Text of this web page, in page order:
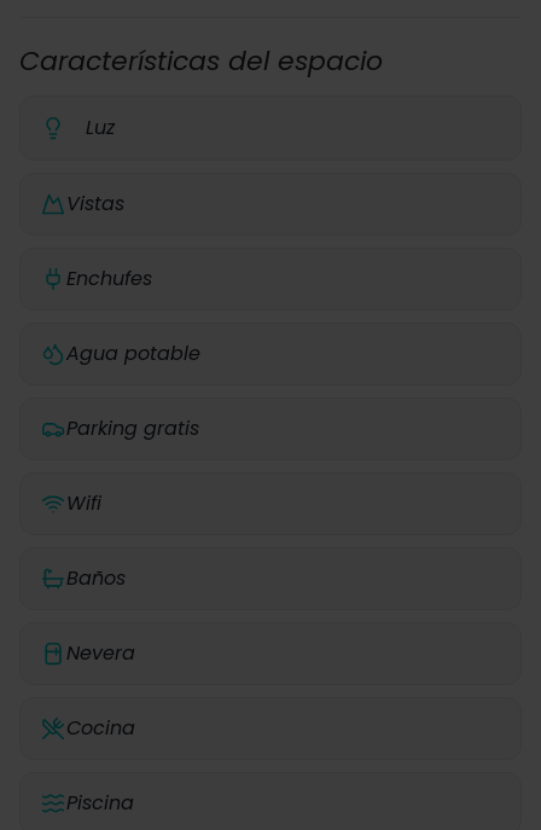
Características del espacio
Luz
Vistas
Enchufes
Agua potable
Parking gratis
Wifi
Baños
Nevera
Cocina
Piscina